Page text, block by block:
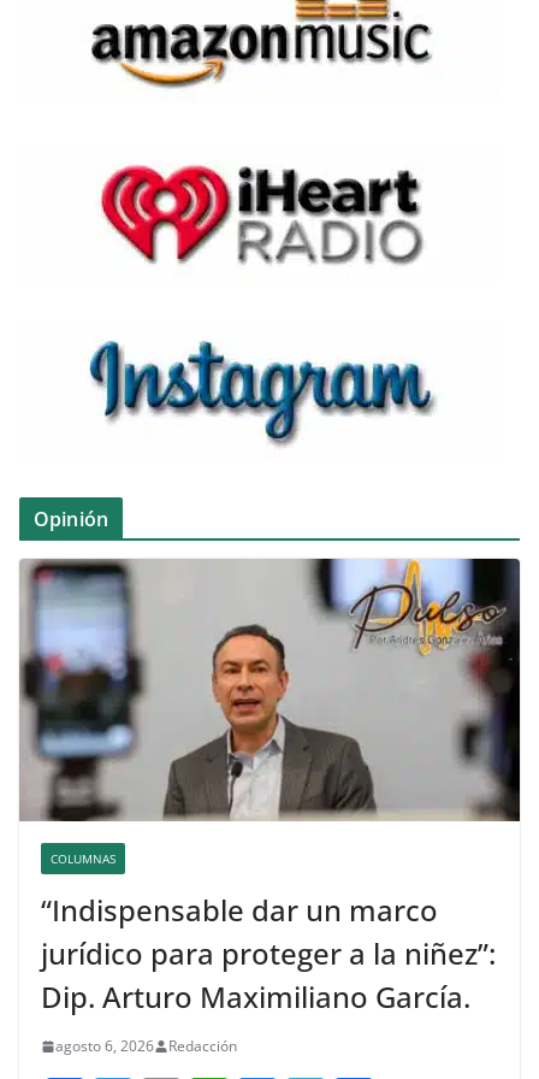
Opinión
COLUMNAS
“Indispensable dar un marco
jurídico para proteger a la niñez”:
Dip. Arturo Maximiliano García.
agosto 6, 2026 Redacción